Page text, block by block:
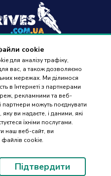
cookie
для аналізу трафіку,
вас, а також дозволяємо
мережах. Ми ділимося
в Інтернеті з партнерами
рекламними та веб-
партнери можуть поєднувати
ви надаєте, і даними, які
їхніми послугами.
наш веб-сайт, ви
файлів cookie.
Підтвердити
77 88
робочі дні з 9:00 до 18:00
ПІДБІР
ЗАПЧАСТИН